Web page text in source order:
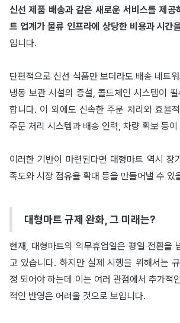
신선 제품 배송과 같은 새로운 서비스를 제공
트 업계가 물류 인프라에 상당한 비용과 시간
입니다.
단편적으로 신선 식품만 보더라도 배송 네트
냉동 보관 시설의 증설, 콜드체인 시스템이
합니다. 이 외에도 신속한 주문 처리와 효율
주문 처리 시스템과 배송 인력, 차량 확보 등이
이러한 기반이 마련된다면 대형마트 역시 장
족도와 시장 점유율 확대 등을 만들어낼 수 있
대형마트 규제 완화, 그 미래는?
현재, 대형마트의 의무휴업일은 평일 전환을
고 있습니다. 하지만 실제 시행을 위해서는
정 되어야 하는데 이는 여러 관점에서 추가적
적인 반영은 어려울 것으로 보입니다.